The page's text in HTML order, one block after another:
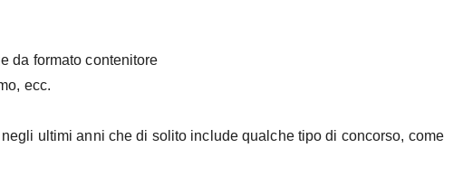
da formato contenitore
ecc.
ultimi anni che di solito include qualche tipo di concorso, come